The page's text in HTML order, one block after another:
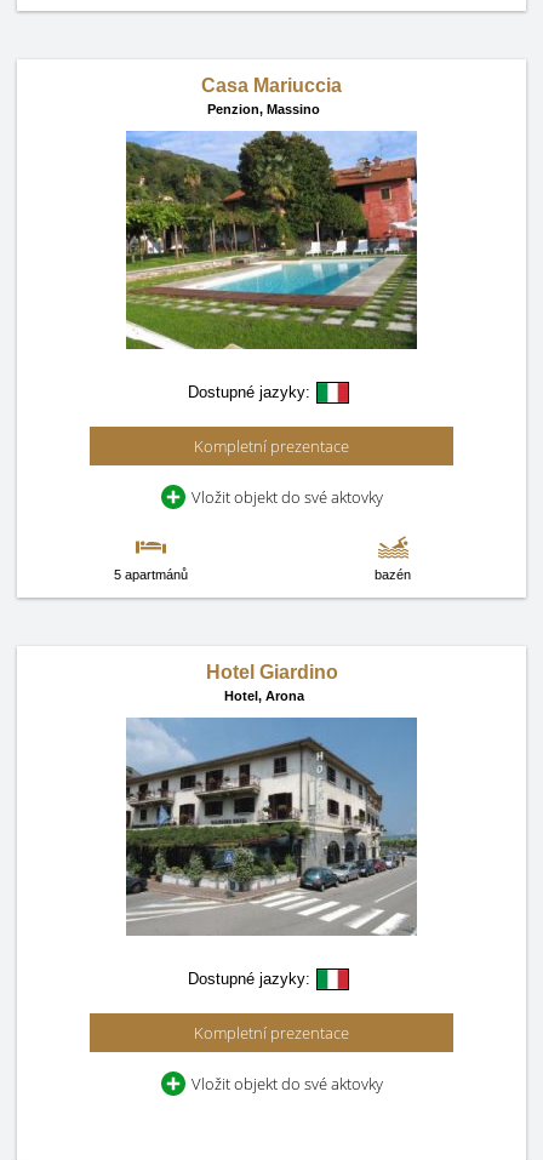
Casa Mariuccia
Penzion, Massino
Dostupné jazyky:
Kompletní prezentace
Vložit objekt do své aktovky
5 apartmánů bazén
Hotel Giardino
Hotel, Arona
Dostupné jazyky:
Kompletní prezentace
Vložit objekt do své aktovky